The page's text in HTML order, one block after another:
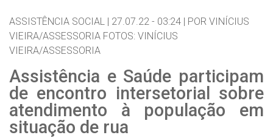
ASSISTÊNCIA SOCIAL | 27.07.22 - 03:24 | POR VINÍCIUS
VIEIRA/ASSESSORIA FOTOS: VINÍCIUS
VIEIRA/ASSESSORIA
Assistência e Saúde participam
de encontro intersetorial sobre
atendimento à população em
situação de rua